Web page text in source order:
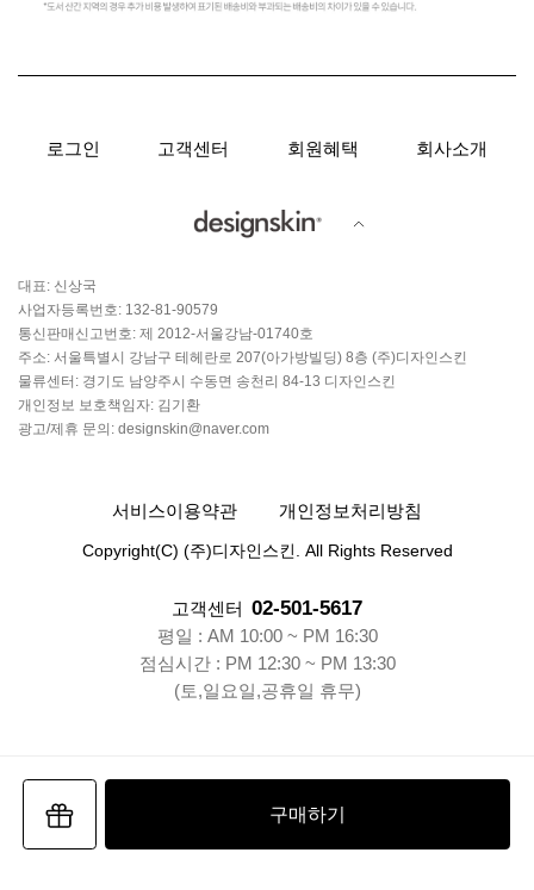
구매하기
로그인 고객센터 회원혜택 회사소개
대표: 신상국
사업자등록번호: 132-81-90579
통신판매신고번호: 제 2012-서울강남-01740호
주소: 서울특별시 강남구 테헤란로 207(아가방빌딩) 8층 (주)디자인스킨
물류센터: 경기도 남양주시 수동면 송천리 84-13 디자인스킨
개인정보 보호책임자: 김기환
광고/제휴 문의: designskin@naver.com
서비스이용약관 개인정보처리방침
Copyright(C) (주)디자인스킨. All Rights Reserved
고객센터 02-501-5617
평일 : AM 10:00 ~ PM 16:30
점심시간 : PM 12:30 ~ PM 13:30
(토,일요일,공휴일 휴무)